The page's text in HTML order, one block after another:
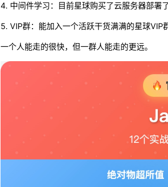
中间件学习：目前星球购买了云服务器部署
VIP群：能加入一个活跃干货满满的星球VIP
一个人能走的很快，但一群人能走的更远。